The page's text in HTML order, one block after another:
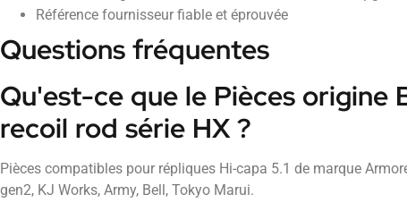
Référence fournisseur fiable et éprouvée
Questions fréquentes
Qu'est-ce que le Pièces origine
recoil rod série HX ?
Pièces compatibles pour répliques Hi-capa 5.1 de marque
gen2, KJ Works, Army, Bell, Tokyo Marui.